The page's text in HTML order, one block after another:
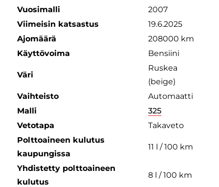
Vuosimalli
2007
Viimeisin katsastus
19.6.2025
Ajomäärä
208000 km
Käyttövoima
Bensiini
Väri
Ruskea
(beige)
Vaihteisto
Automaatti
Malli
325
Vetotapa
Takaveto
Polttoaineen kulutus
kaupungissa
11 l / 100 km
Yhdistetty polttoaineen
kulutus
8 l / 100 km